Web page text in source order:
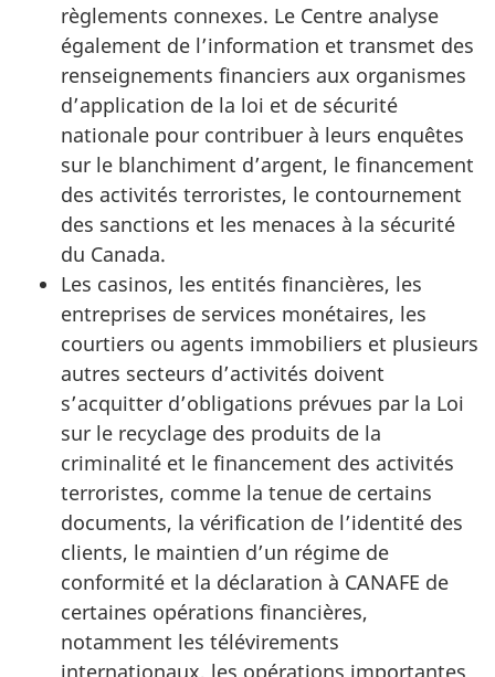
règlements connexes. Le Centre analyse
également de l’information et transmet des
renseignements financiers aux organismes
d’application de la loi et de sécurité
nationale pour contribuer à leurs enquêtes
sur le blanchiment d’argent, le financement
des activités terroristes, le contournement
des sanctions et les menaces à la sécurité
du Canada.
Les casinos, les entités financières, les
entreprises de services monétaires, les
courtiers ou agents immobiliers et plusieurs
autres secteurs d’activités doivent
s’acquitter d’obligations prévues par la Loi
sur le recyclage des produits de la
criminalité et le financement des activités
terroristes, comme la tenue de certains
documents, la vérification de l’identité des
clients, le maintien d’un régime de
conformité et la déclaration à CANAFE de
certaines opérations financières,
notamment les télévirements
internationaux, les opérations importantes